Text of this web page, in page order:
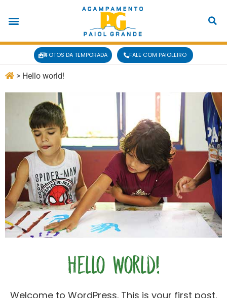
FOTOS DA TEMPORADA FALE COM PAIOLEIRO
> Hello world!
Hello world!
Welcome to WordPress. This is your first post.